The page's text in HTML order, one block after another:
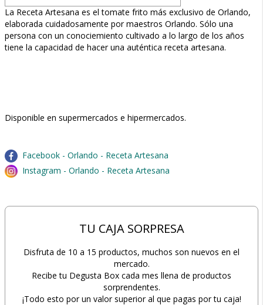
La Receta Artesana es el tomate frito más exclusivo de Orlando,
elaborada cuidadosamente por maestros Orlando. Sólo una
persona con un conociemiento cultivado a lo largo de los años
tiene la capacidad de hacer una auténtica receta artesana.
Disponible en supermercados e hipermercados.
Facebook - Orlando - Receta Artesana
Instagram - Orlando - Receta Artesana
TU CAJA SORPRESA
Disfruta de 10 a 15 productos, muchos son nuevos en el
mercado.
Recibe tu Degusta Box cada mes llena de productos
sorprendentes.
¡Todo esto por un valor superior al que pagas por tu caja!